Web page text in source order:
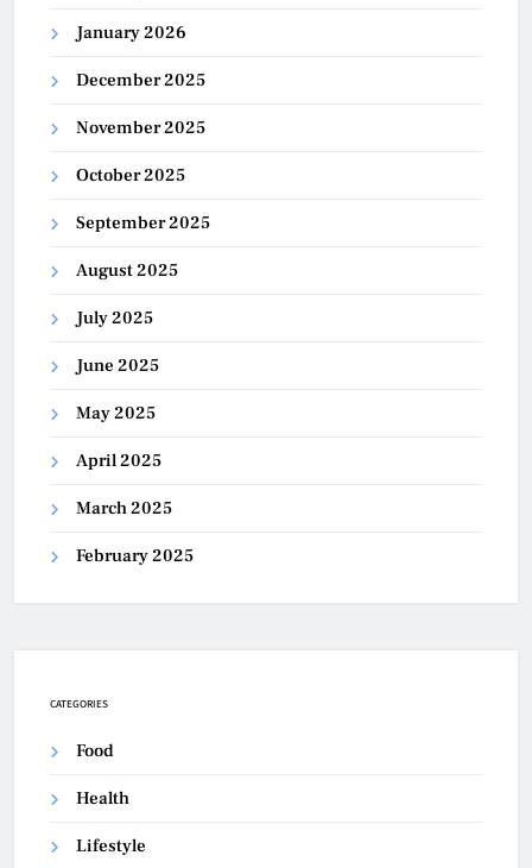
January 2026
December 2025
November 2025
October 2025
September 2025
August 2025
July 2025
June 2025
May 2025
April 2025
March 2025
February 2025
CATEGORIES
Food
Health
Lifestyle